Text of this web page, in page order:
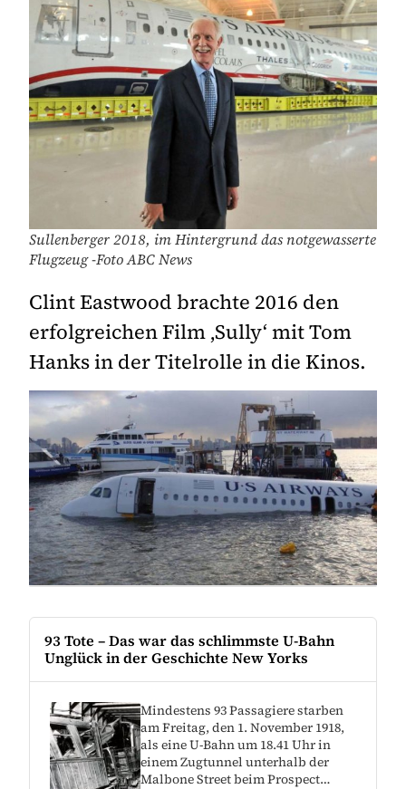
Sullenberger 2018, im Hintergrund das notgewasserte
Flugzeug -Foto ABC News
Clint Eastwood brachte 2016 den
erfolgreichen Film ‚Sully‘ mit Tom
Hanks in der Titelrolle in die Kinos.
93 Tote – Das war das schlimmste U-Bahn
Unglück in der Geschichte New Yorks
Mindestens 93 Passagiere starben
am Freitag, den 1. November 1918,
als eine U-Bahn um 18.41 Uhr in
einem Zugtunnel unterhalb der
Malbone Street beim Prospect…